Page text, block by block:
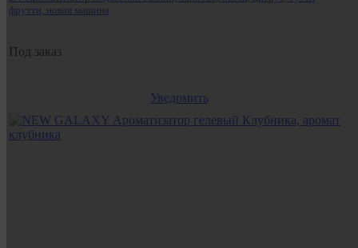
фрутти, новая машина
Под заказ
Уведомить